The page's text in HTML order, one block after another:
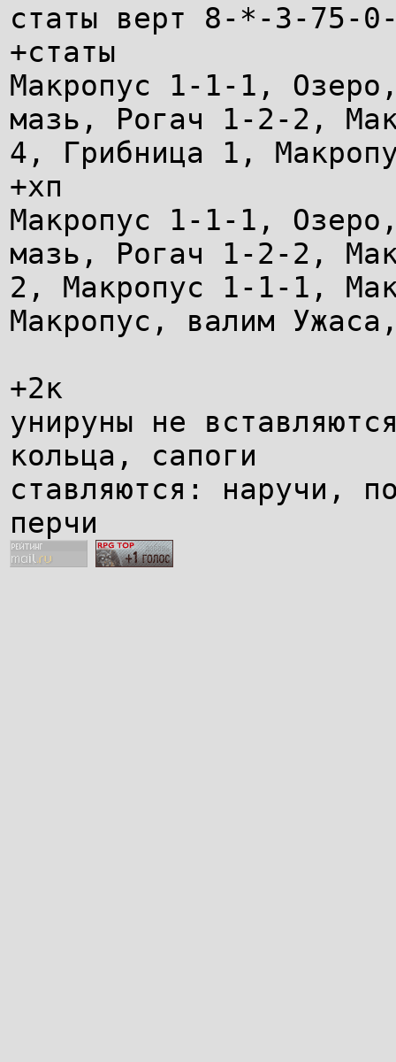
статы верт 8-*-3-75-
+статы
Макропус 1-1-1,
мазь, Рогач 1-2-2,
4, Грибница 1,
+хп
Макропус 1-1-1,
мазь, Рогач 1-2-2,
2, Макропус 1-1-1,
Макропус, валим
+2к
унируны не
кольца, сапоги
ставляются: наручи,
перчи